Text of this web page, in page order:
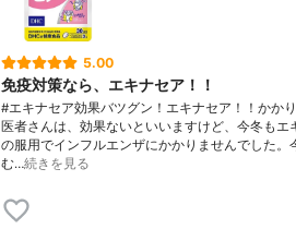
5.00
免疫対策なら、エキナセア！！
#エキナセア効果バツグン！エキナセア！！かか
医者さんは、効果ないといいますけど、今冬もエ
の服用でインフルエンザにかかりませんでした。
む…続きを見る